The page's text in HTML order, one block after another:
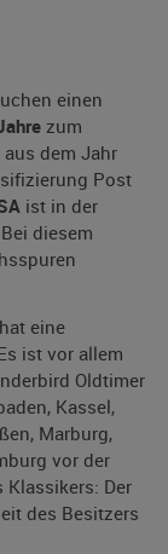
einen
zum
dem Jahr
Post
ist in der
diesem
eine
ist vor allem
Oldtimer
Kassel,
Marburg,
vor der
Der
des Besitzers